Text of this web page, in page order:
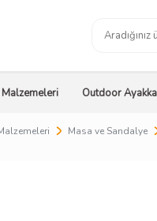
Outdoor
Masa ve Sandalye